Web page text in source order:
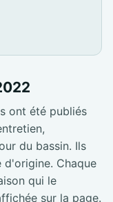
ont été publiés
du bassin. Ils
d'origine. Chaque
qui le
sur la page.